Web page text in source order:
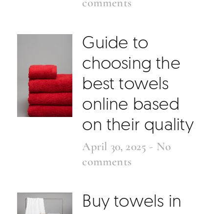
Guide to
choosing the
best towels
online based
on their quality
April 30, 2025 No
comments
Buy towels in